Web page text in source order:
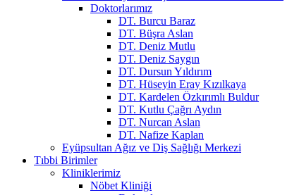
Doktorlarımız
DT. Burcu Baraz
DT. Büşra Aslan
DT. Deniz Mutlu
DT. Deniz Saygın
DT. Dursun Yıldırım
DT. Hüseyin Eray Kızılkaya
DT. Kardelen Özkırımlı Buldur
DT. Kutlu Çağrı Aydın
DT. Nurcan Aslan
DT. Nafize Kaplan
Eyüpsultan Ağız ve Diş Sağlığı Merkezi
Tıbbi Birimler
Kliniklerimiz
Nöbet Kliniği